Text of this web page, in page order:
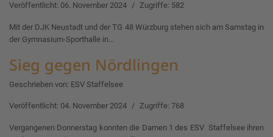
Veröffentlicht: 06. November 2024 Zugriffe: 582
Mit der DJK Neustadt und der TG 48 Würzburg stehen sich am Samstag in
der Gymnasium-Sporthalle in...
Sieg gegen Nördlingen
Geschrieben von: ESV Staffelsee
Veröffentlicht: 04. November 2024 Zugriffe: 768
Vergangenen Donnerstag konnten die Damen 1 des ESV Staffelsee ihren